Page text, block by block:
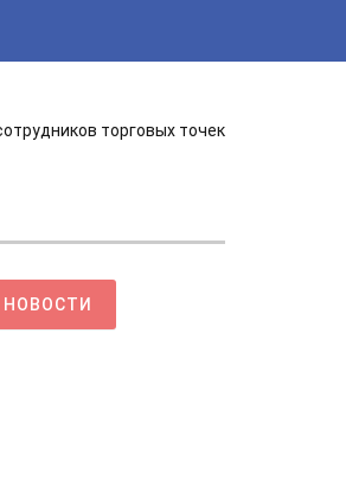
торговых точек
НОВОСТИ